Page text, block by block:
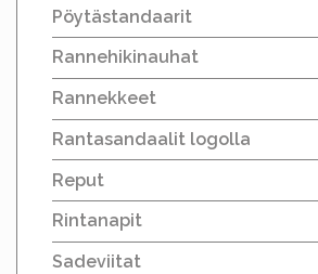
Pöytästandaarit
Rannehikinauhat
Rannekkeet
Rantasandaalit logolla
Reput
Rintanapit
Sadeviitat